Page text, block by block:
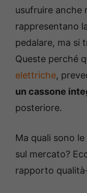
usufruire anche
rappresentano
pedalare, ma si
Queste perché
elettriche,
un cassone
posteriore.
Ma quali sono
sul mercato?
rapporto